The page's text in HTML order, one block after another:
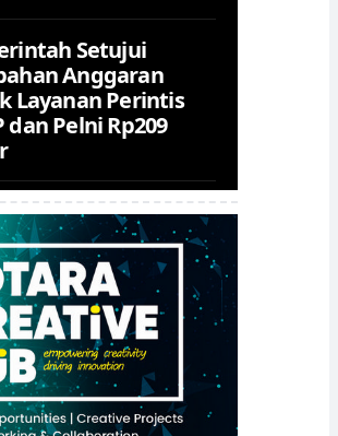
Setujui
Anggaran
Layanan Perintis
dan Pelni Rp209